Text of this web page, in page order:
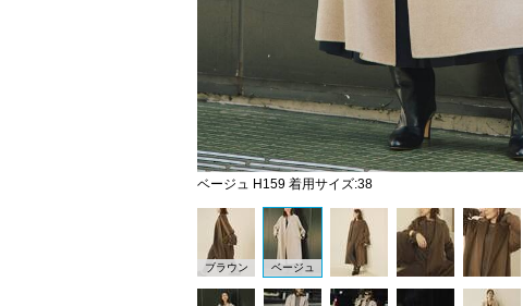
ベージュ H159 着用サイズ:38
ブラウン ベージュ